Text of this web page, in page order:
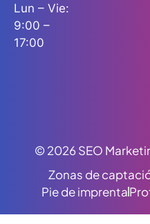
Lun – Vie:
9:00 –
17:00
© 2026 SEO
Zonas de
Pie de imprenta